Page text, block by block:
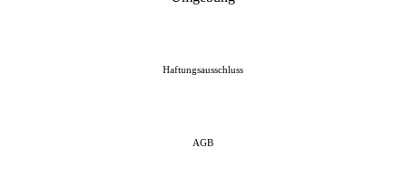
Haftungsausschluss
AGB